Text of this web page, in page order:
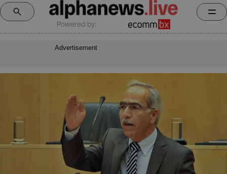
Powered by:
Advertisement